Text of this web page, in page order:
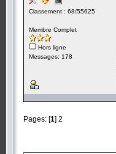
Classement : 68/55625
Membre Complet
Hors ligne
Messages: 178
Pages: [1] 2